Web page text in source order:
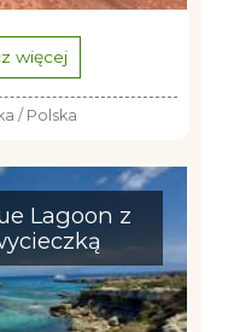
więcej
/ Polska
Lagoon z